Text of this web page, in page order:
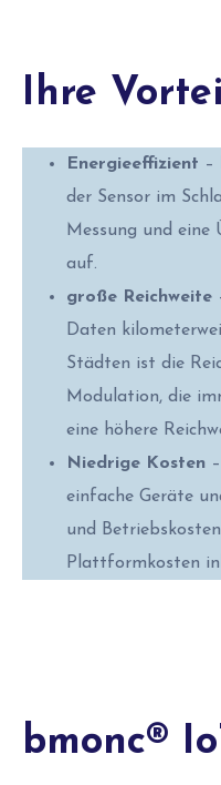
Ihre
Energieeffizient –
der Sensor im
Messung und
auf.
große Reichweite
Daten
Städten ist die
Modulation, die
eine höhere
Niedrige Kosten
einfache Geräte
und
Plattformkosten
bmonc®